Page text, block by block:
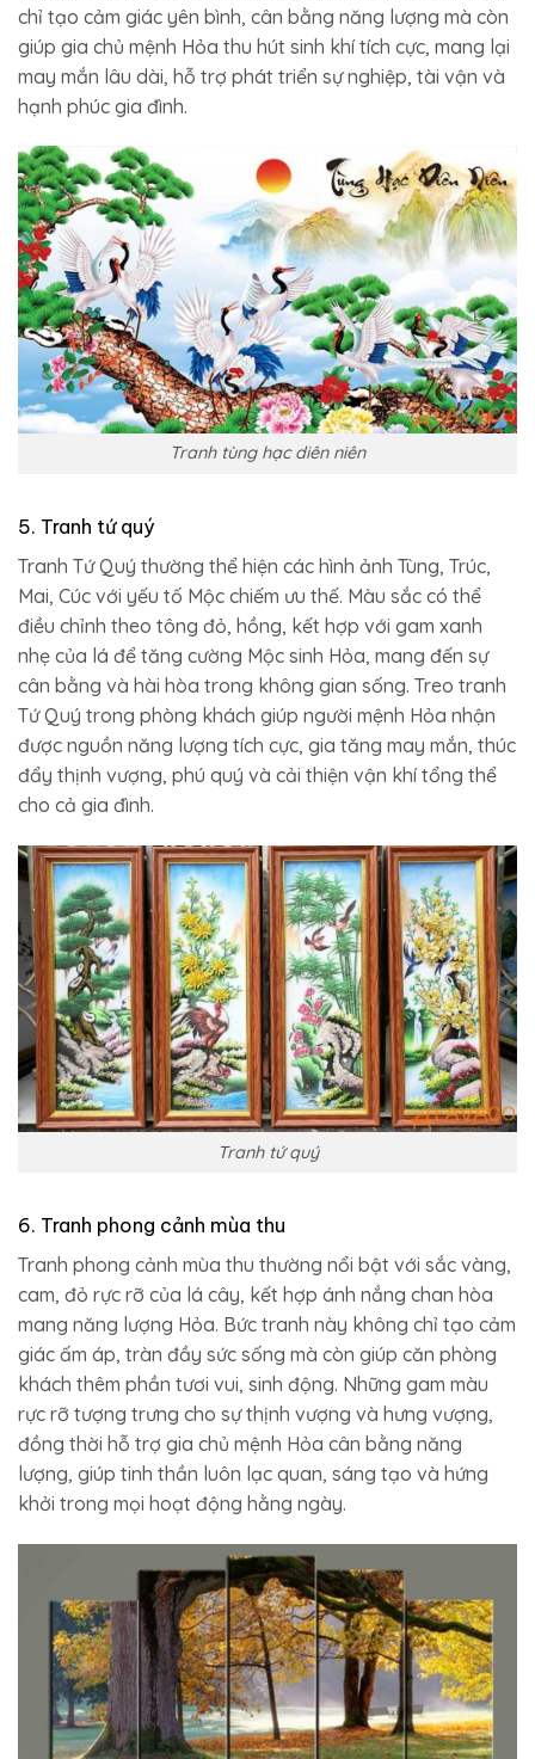
chỉ tạo cảm giác yên bình, cân bằng năng lượng mà còn
giúp gia chủ mệnh Hỏa thu hút sinh khí tích cực, mang lại
may mắn lâu dài, hỗ trợ phát triển sự nghiệp, tài vận và
hạnh phúc gia đình.
Tranh tùng hạc diên niên
5. Tranh tứ quý
Tranh Tứ Quý thường thể hiện các hình ảnh Tùng, Trúc,
Mai, Cúc với yếu tố Mộc chiếm ưu thế. Màu sắc có thể
điều chỉnh theo tông đỏ, hồng, kết hợp với gam xanh
nhẹ của lá để tăng cường Mộc sinh Hỏa, mang đến sự
cân bằng và hài hòa trong không gian sống. Treo tranh
Tứ Quý trong phòng khách giúp người mệnh Hỏa nhận
được nguồn năng lượng tích cực, gia tăng may mắn, thúc
đẩy thịnh vượng, phú quý và cải thiện vận khí tổng thể
cho cả gia đình.
Tranh tứ quý
6. Tranh phong cảnh mùa thu
Tranh phong cảnh mùa thu thường nổi bật với sắc vàng,
cam, đỏ rực rỡ của lá cây, kết hợp ánh nắng chan hòa
mang năng lượng Hỏa. Bức tranh này không chỉ tạo cảm
giác ấm áp, tràn đầy sức sống mà còn giúp căn phòng
khách thêm phần tươi vui, sinh động. Những gam màu
rực rỡ tượng trưng cho sự thịnh vượng và hưng vượng,
đồng thời hỗ trợ gia chủ mệnh Hỏa cân bằng năng
lượng, giúp tinh thần luôn lạc quan, sáng tạo và hứng
khởi trong mọi hoạt động hằng ngày.